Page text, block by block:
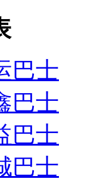
巴士
巴士
巴士
巴士